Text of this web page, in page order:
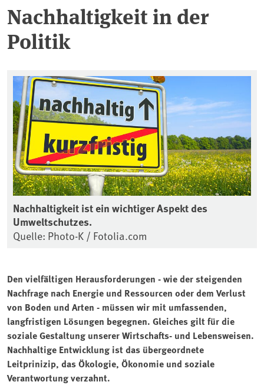
Nachhaltigkeit in der
Politik
Nachhaltigkeit ist ein wichtiger Aspekt des
Umweltschutzes.
Quelle: Photo-K / Fotolia.com
Den vielfältigen Herausforderungen - wie der steigenden
Nachfrage nach Energie und Ressourcen oder dem Verlust
von Boden und Arten - müssen wir mit umfassenden,
langfristigen Lösungen begegnen. Gleiches gilt für die
soziale Gestaltung unserer Wirtschafts- und Lebensweisen.
Nachhaltige Entwicklung ist das übergeordnete
Leitprinizip, das Ökologie, Ökonomie und soziale
Verantwortung verzahnt.